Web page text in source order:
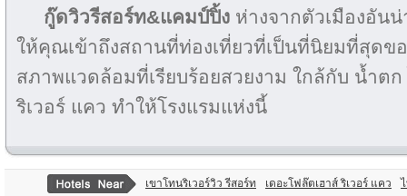
กู๊ดวิวรีสอร์ท&แคมป์ปิ้ง ห่างจากตัวเมืองอัน
ให้คุณเข้าถึงสถานที่ท่องเที่ยวที่เป็นที่นิยมที่สุดขอ
สภาพแวดล้อมที่เรียบร้อยสวยงาม ใกล้กับ น้ำต
ริเวอร์ แคว ทำให้โรงแรมแห่งนี้
เขาโทนริเวอร์วิว รีสอร์ท เดอะโฟล๊ตเฮาส์ ริเวอร์ แคว